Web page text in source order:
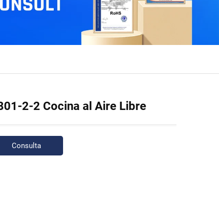
2-2 Cocina al Aire Libre
Consulta